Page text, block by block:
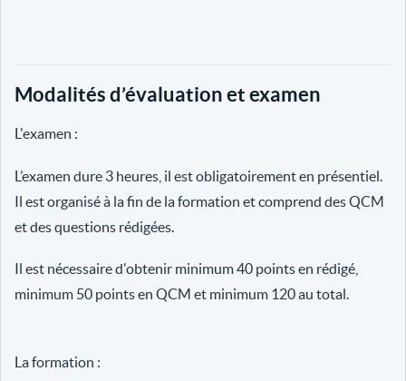
Modalités d’évaluation et examen
L'examen :
L’examen dure 3 heures, il est obligatoirement en présentiel.
Il est organisé à la fin de la formation et comprend des QCM
et des questions rédigées.
Il est nécessaire d'obtenir minimum 40 points en rédigé,
minimum 50 points en QCM et minimum 120 au total.
La formation :